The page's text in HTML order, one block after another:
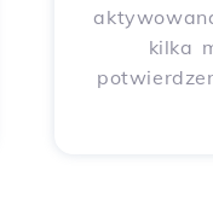
kilka